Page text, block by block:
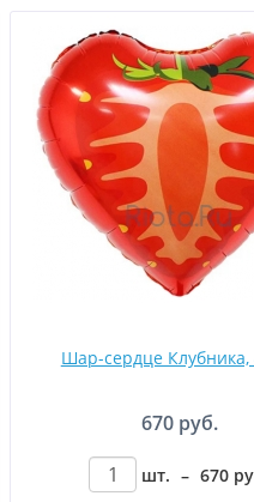
Шар-сердце Клубника,
670 руб.
шт. – 670